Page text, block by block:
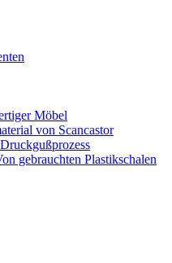
Möbel
von Scancastor
gebrauchten Plastikschalen